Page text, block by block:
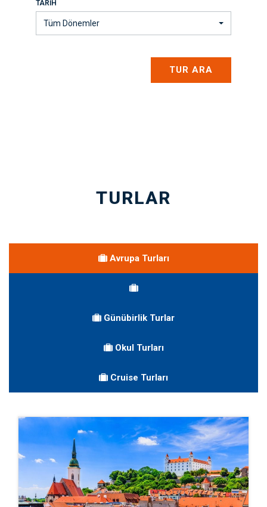
TARIH
Tüm Dönemler
TUR ARA
TURLAR
Avrupa Turları
Günübirlik Turlar
Okul Turları
Cruise Turları